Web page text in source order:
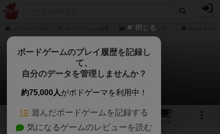
サンセットペンギン
サンセットペンギン
次のおすすめボードゲーム
8 1
カフェ
閉じる
ボードゲームのプレイ履歴を記録し
て、
自分のデータを管理しませんか？
約75,000人がボドゲーマを利用中！
遊んだボードゲームを記録する
気になるゲームのレビューを読む